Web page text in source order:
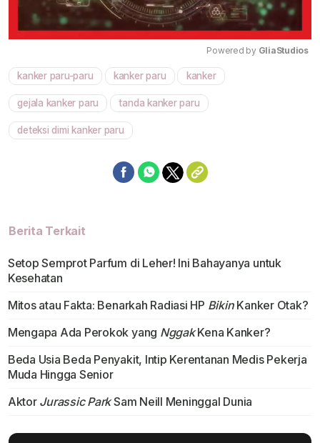
Powered by GliaStudios
kanker paru-paru kanker paru kanker
gejala kanker paru tanda kanker paru
deteksi dimi kanker paru
Berita Terkait
Setop Semprot Parfum di Leher! Ini Bahayanya untuk
Kesehatan
Mitos atau Fakta: Benarkah Radiasi HP BikinKanker Otak?
Mengapa Ada Perokok yang NggakKena Kanker?
Beda Usia Beda Penyakit, Intip Kerentanan Medis Pekerja
Muda Hingga Senior
Aktor Jurassic ParkSam Neill Meninggal Dunia